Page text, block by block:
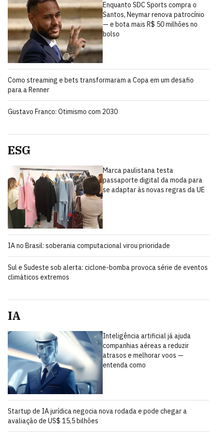
Enquanto SDC Sports compra o
Santos, Neymar renova patrocínio
— e bota mais R$ 50 milhões no
bolso
Como streaming e bets transformaram a Copa em um desafio
para a Renner
Gustavo Franco: Otimismo com 2030
ESG
Marca paulistana testa
passaporte digital da moda para
se adaptar às novas regras da UE
IA no Brasil: soberania computacional virou prioridade
Sul e Sudeste sob alerta: ciclone-bomba provoca série de eventos
climáticos extremos
IA
Inteligência artificial já ajuda
companhias aéreas a reduzir
atrasos e melhorar voos —
entenda como
Startup de IA jurídica negocia nova rodada e pode chegar a
avaliação de US$ 15,5 bilhões